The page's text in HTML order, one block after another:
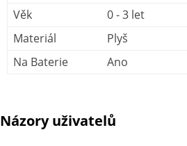
Věk
0 - 3 let
Materiál
Plyš
Na Baterie
Ano
Názory uživatelů